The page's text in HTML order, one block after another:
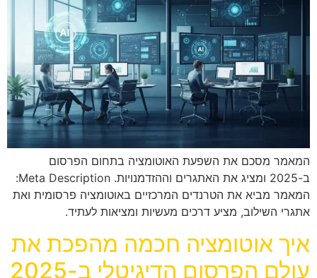
המאמר מסכם את השפעת האוטומציה בתחום הפרסום
ב-2025 ומציג את האתגרים וההזדמנויות. Meta Description:
המאמר מביא את הטרנדים המרכזיים באוטומציה פרסומית ואת
אתגרי השילוב, מציע דרכים מעשיות ומציאות לעתיד.
איך אוטומציה חכמה מהפכת את
עולם הפרסום הדיגיטלי ב-2025